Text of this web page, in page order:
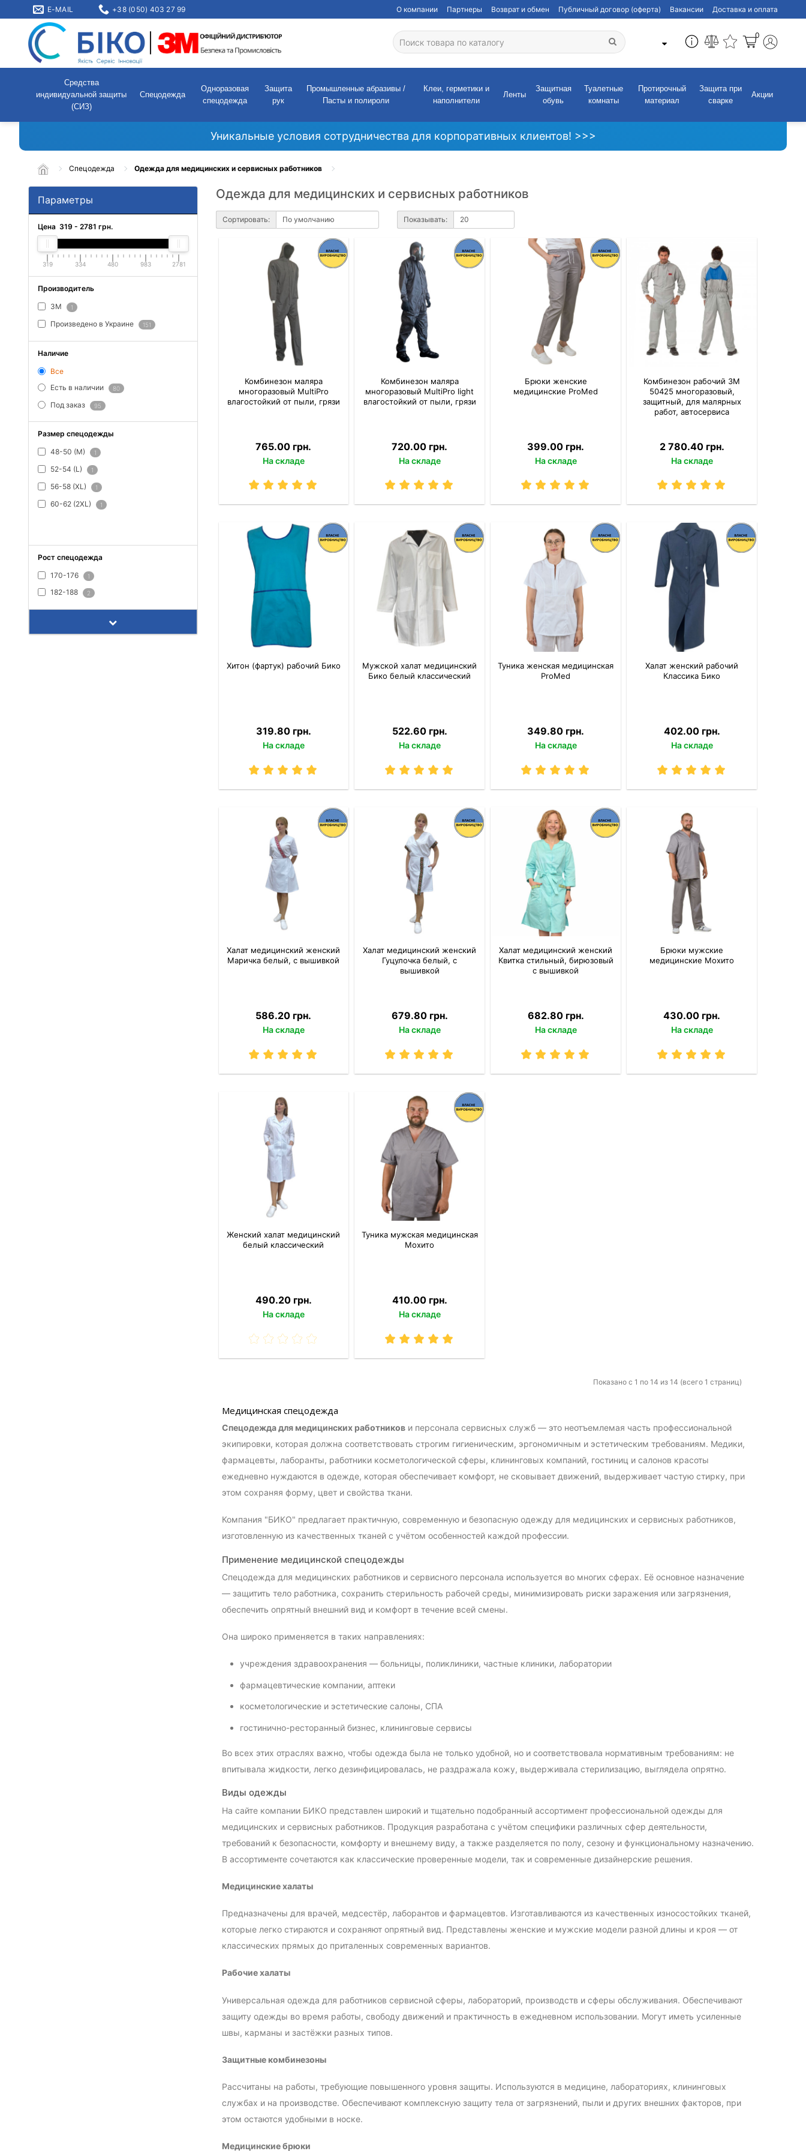
E-MAIL +38 (050) 403 27 99 О компании Партнеры Возврат и обмен Публичный договор (оферта) Вакансии Доставка и оплата
0
Средства
индивидуальной защиты
(СИЗ)
Спецодежда
Одноразовая
спецодежда
Защита
рук
Промышленные абразивы /
Пасты и полироли
Клеи, герметики и
наполнители
Ленты
Защитная
обувь
Туалетные
комнаты
Протирочный
материал
Защита при
сварке
Акции
Уникальные условия сотрудничества для корпоративных клиентов! >>>
Спецодежда Одежда для медицинских и сервисных работников
Параметры
Цена 319 - 2781 грн.
319 334 480 983 2781
Производитель
3M 1
Произведено в Украине 151
Наличие
Все
Есть в наличии
80
Под заказ 95
Размер спецодежды
48-50 (M) 1
52-54 (L) 1
56-58 (XL) 1
60-62 (2XL) 1
Рост спецодежда
170-176 1
182-188 2
Одежда для медицинских и сервисных работников
Сортировать: Показывать:
Комбинезон маляра
многоразовый MultiPro
влагостойкий от пыли, грязи
765.00 грн.
На складе
Комбинезон маляра
многоразовый MultiPro light
влагостойкий от пыли, грязи
720.00 грн.
На складе
Брюки женские
медицинские ProMed
399.00 грн.
На складе
Комбинезон рабочий 3M
50425 многоразовый,
защитный, для малярных
работ, автосервиса
2 780.40 грн.
На складе
Хитон (фартук) рабочий Бико
319.80 грн.
На складе
Мужской халат медицинский
Бико белый классический
522.60 грн.
На складе
Туника женская медицинская
ProMed
349.80 грн.
На складе
Халат женский рабочий
Классика Бико
402.00 грн.
На складе
Халат медицинский женский
Маричка белый, с вышивкой
586.20 грн.
На складе
Халат медицинский женский
Гуцулочка белый, с
вышивкой
679.80 грн.
На складе
Халат медицинский женский
Квитка стильный, бирюзовый
с вышивкой
682.80 грн.
На складе
Брюки мужские
медицинские Мохито
430.00 грн.
На складе
Женский халат медицинский
белый классический
490.20 грн.
На складе
Туника мужская медицинская
Мохито
410.00 грн.
На складе
Показано с 1 по 14 из 14 (всего 1 страниц)
Медицинская спецодежда
Спецодежда для медицинских работникови персонала сервисных служб — это неотъемлемая часть профессиональной
экипировки, которая должна соответствовать строгим гигиеническим, эргономичным и эстетическим требованиям. Медики,
фармацевты, лаборанты, работники косметологической сферы, клининговых компаний, гостиниц и салонов красоты
ежедневно нуждаются в одежде, которая обеспечивает комфорт, не сковывает движений, выдерживает частую стирку, при
этом сохраняя форму, цвет и свойства ткани.
Компания "БИКО" предлагает практичную, современную и безопасную одежду для медицинских и сервисных работников,
изготовленную из качественных тканей с учётом особенностей каждой профессии.
Применение медицинской спецодежды
Спецодежда для медицинских работников и сервисного персонала используется во многих сферах. Её основное назначение
— защитить тело работника, сохранить стерильность рабочей среды, минимизировать риски заражения или загрязнения,
обеспечить опрятный внешний вид и комфорт в течение всей смены.
Она широко применяется в таких направлениях:
учреждения здравоохранения — больницы, поликлиники, частные клиники, лаборатории
фармацевтические компании, аптеки
косметологические и эстетические салоны, СПА
гостинично-ресторанный бизнес, клининговые сервисы
Во всех этих отраслях важно, чтобы одежда была не только удобной, но и соответствовала нормативным требованиям: не
впитывала жидкости, легко дезинфицировалась, не раздражала кожу, выдерживала стерилизацию, выглядела опрятно.
Виды одежды
На сайте компании БИКО представлен широкий и тщательно подобранный ассортимент профессиональной одежды для
медицинских и сервисных работников. Продукция разработана с учётом специфики различных сфер деятельности,
требований к безопасности, комфорту и внешнему виду, а также разделяется по полу, сезону и функциональному назначению.
В ассортименте сочетаются как классические проверенные модели, так и современные дизайнерские решения.
Медицинские халаты
Предназначены для врачей, медсестёр, лаборантов и фармацевтов. Изготавливаются из качественных износостойких тканей,
которые легко стираются и сохраняют опрятный вид. Представлены женские и мужские модели разной длины и кроя — от
классических прямых до приталенных современных вариантов.
Рабочие халаты
Универсальная одежда для работников сервисной сферы, лабораторий, производств и сферы обслуживания. Обеспечивают
защиту одежды во время работы, свободу движений и практичность в ежедневном использовании. Могут иметь усиленные
швы, карманы и застёжки разных типов.
Защитные комбинезоны
Рассчитаны на работы, требующие повышенного уровня защиты. Используются в медицине, лабораториях, клининговых
службах и на производстве. Обеспечивают комплексную защиту тела от загрязнений, пыли и других внешних факторов, при
этом остаются удобными в носке.
Медицинские брюки